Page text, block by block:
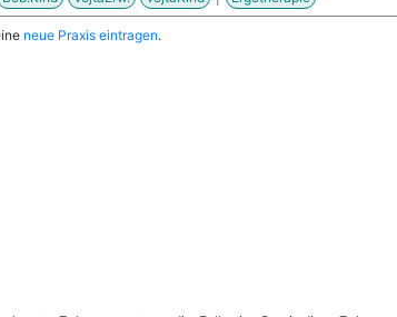
neue Praxis eintragen.